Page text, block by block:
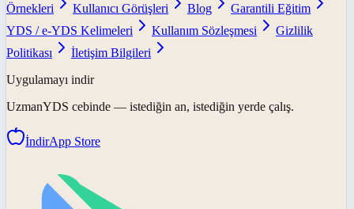
Örnekleri
Kullanıcı Görüşleri Blog
Garantili Eğitim
YDS / e-YDS Kelimeleri
Kullanım Sözleşmesi
Gizlilik
Politikası
İletişim Bilgileri
Uygulamayı indir
UzmanYDS cebinde — istediğin an, istediğin yerde çalış.
İndirApp Store